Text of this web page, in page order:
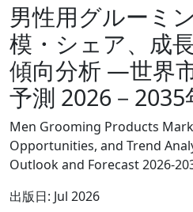
男性用グルーミ
模・シェア、成
傾向分析 ―世界
予測 2026－2035
Men Grooming Products
Opportunities, and Trend
Outlook and Forecast 2026-
出版日: Jul 2026